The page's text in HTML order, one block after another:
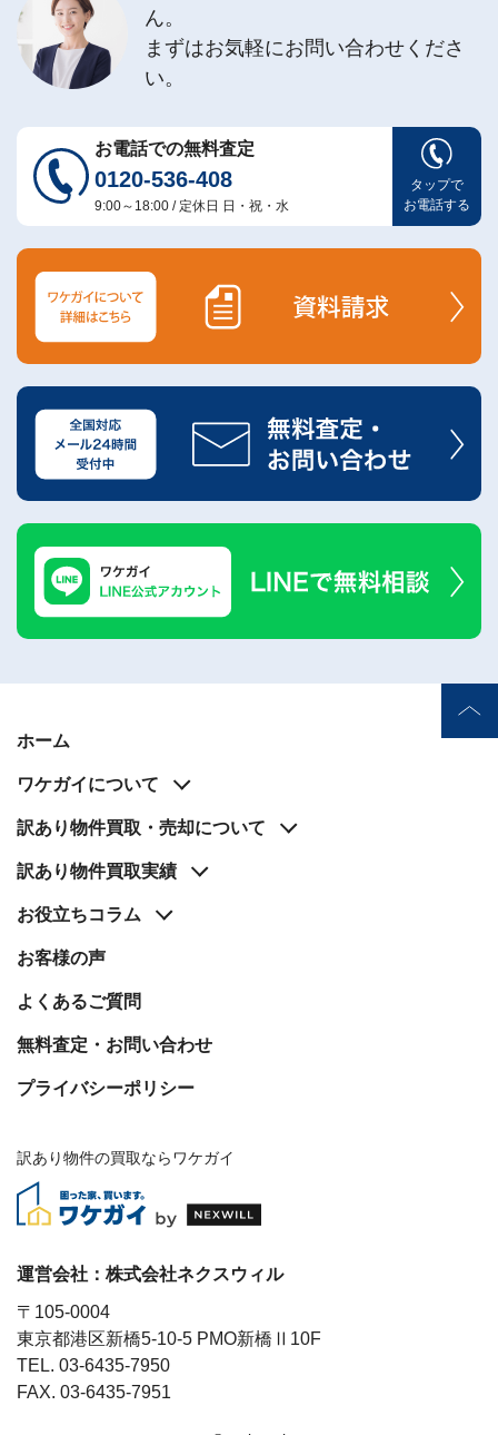
ん。
まずはお気軽にお問い合わせくださ
い。
お電話での無料査定
0120-536-408
9:00～18:00 / 定休日 日・祝・水
タップで
お電話する
ホーム
ワケガイについて
訳あり物件買取・売却について
訳あり物件買取実績
お役立ちコラム
お客様の声
よくあるご質問
無料査定・お問い合わせ
プライバシーポリシー
訳あり物件の買取ならワケガイ
運営会社： 株式会社ネクスウィル
〒105-0004
東京都港区新橋5-10-5 PMO新橋Ⅱ10F
TEL. 03-6435-7950
FAX. 03-6435-7951